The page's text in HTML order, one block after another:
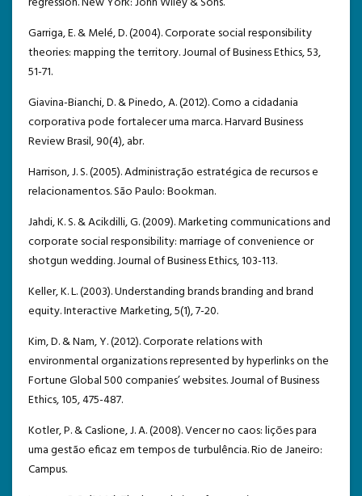
Garriga, E. & Melé, D. (2004). Corporate social responsibility
theories: mapping the territory. Journal of Business Ethics, 53,
51-71.
Giavina-Bianchi, D. & Pinedo, A. (2012). Como a cidadania
corporativa pode fortalecer uma marca. Harvard Business
Review Brasil, 90(4), abr.
Harrison, J. S. (2005). Administração estratégica de recursos e
relacionamentos. São Paulo: Bookman.
Jahdi, K. S. & Acikdilli, G. (2009). Marketing communications and
corporate social responsibility: marriage of convenience or
shotgun wedding. Journal of Business Ethics, 103-113.
Keller, K. L. (2003). Understanding brands branding and brand
equity. Interactive Marketing, 5(1), 7-20.
Kim, D. & Nam, Y. (2012). Corporate relations with
environmental organizations represented by hyperlinks on the
Fortune Global 500 companies’ websites. Journal of Business
Ethics, 105, 475-487.
Kotler, P. & Caslione, J. A. (2008). Vencer no caos: lições para
uma gestão eficaz em tempos de turbulência. Rio de Janeiro:
Campus.